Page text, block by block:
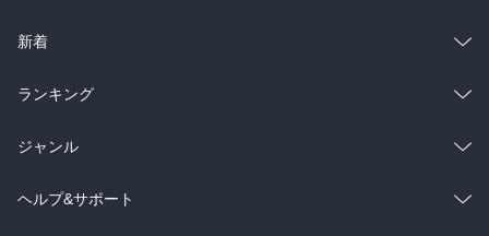
ラノベ
雑誌・グラビア
BL・TL
総合
ラノベ
雑誌・グラビア
BL・TL
新着
総合
ラノベ
雑誌・グラビア
ランキング
総合
ラノベ
ジャンル
コミック
ヘルプ&サポート